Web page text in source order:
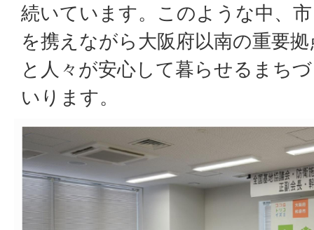
続いています。このような中、
を携えながら大阪府以南の重要
と人々が安心して暮らせるまち
いります。